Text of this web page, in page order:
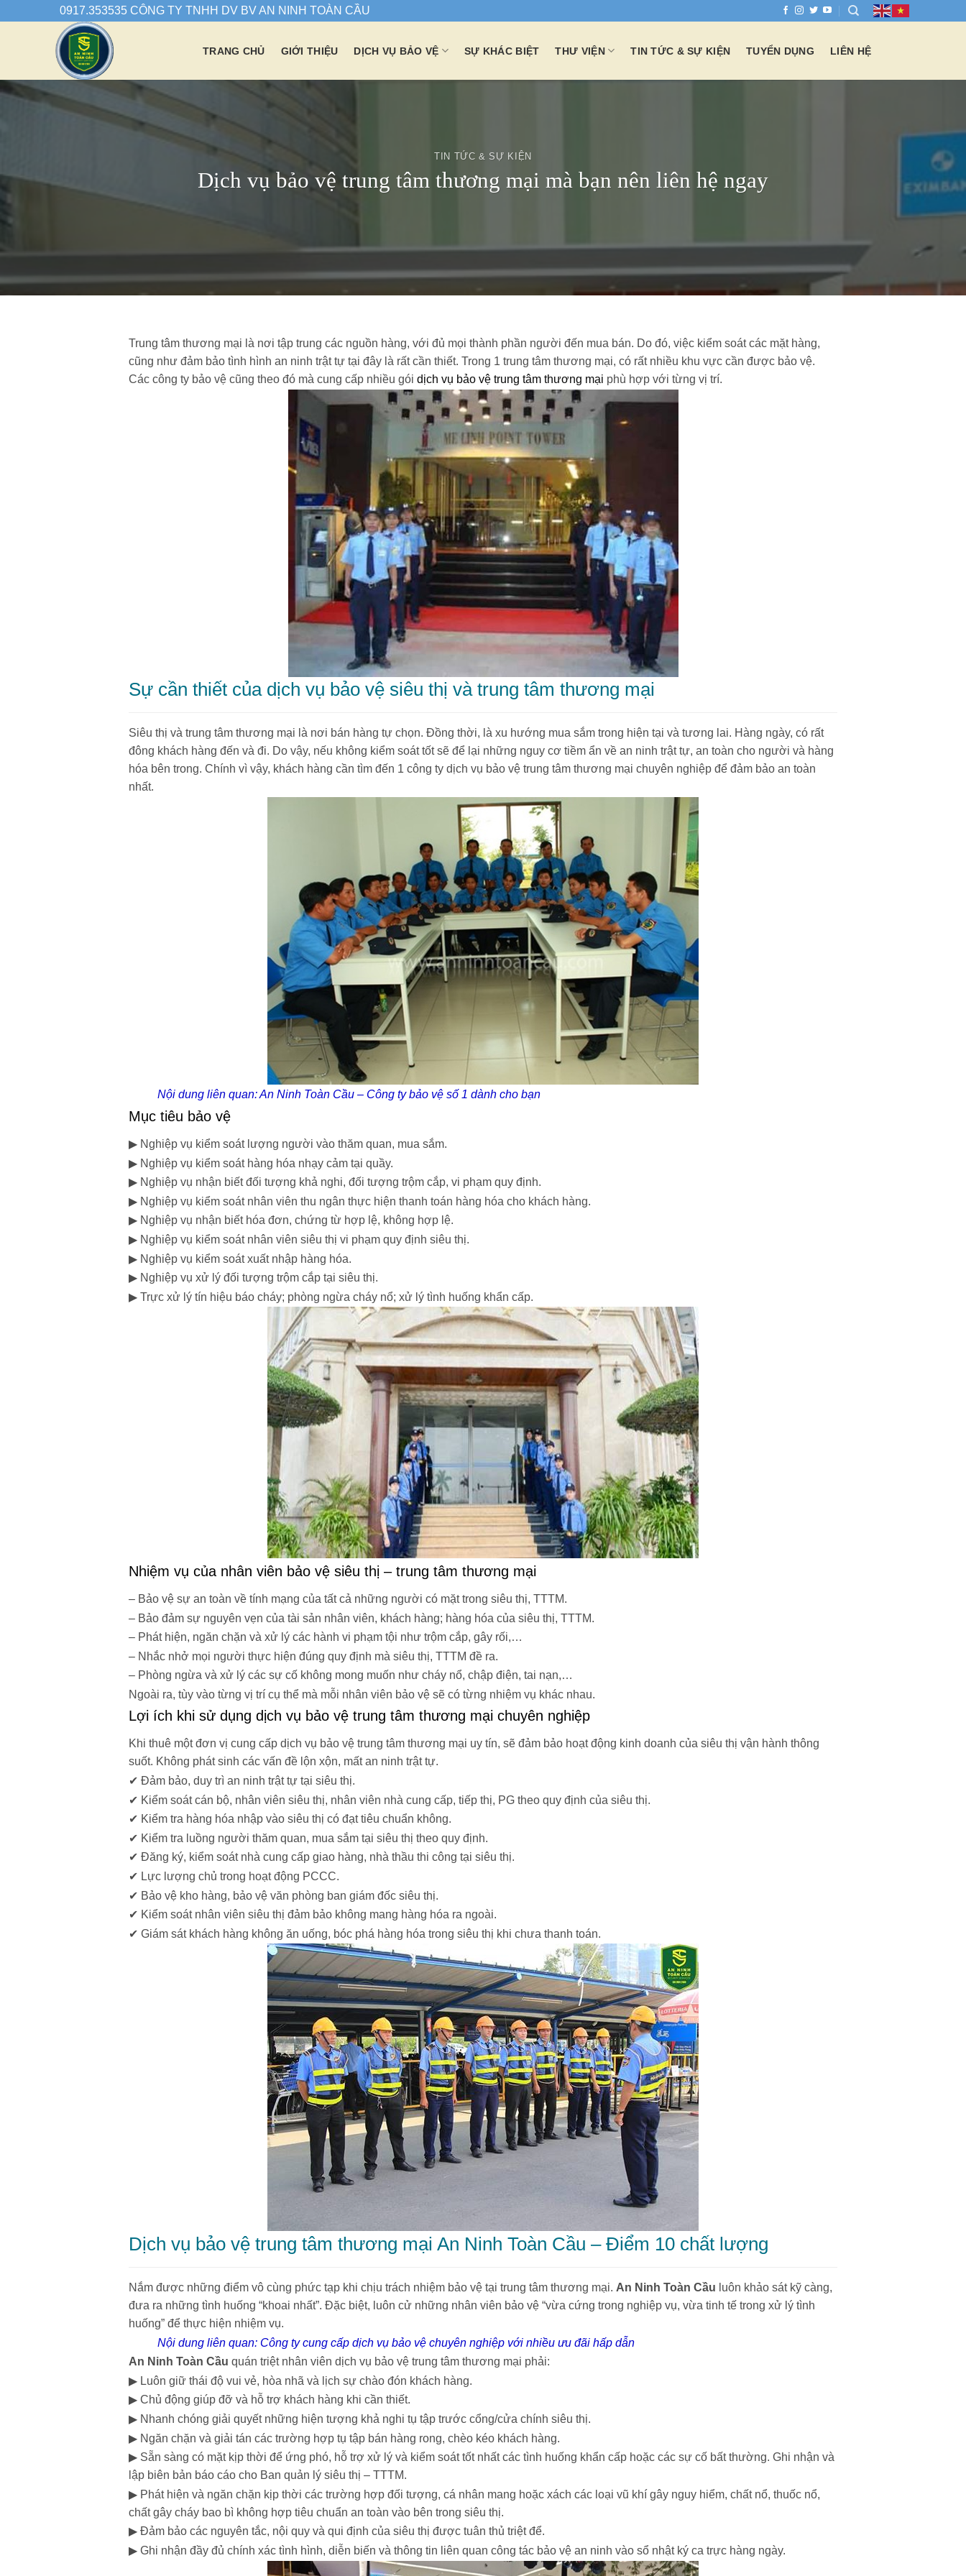
0917.353535 CÔNG TY TNHH DV BV AN NINH TOÀN CẦU
TRANG CHỦ GIỚI THIỆU DỊCH VỤ BẢO VỆ SỰ KHÁC BIỆT THƯ VIỆN TIN TỨC & SỰ KIỆN TUYỂN DỤNG LIÊN HỆ
TIN TỨC & SỰ KIỆN
Dịch vụ bảo vệ trung tâm thương mại mà bạn nên liên hệ ngay
Trung tâm thương mại là nơi tập trung các nguồn hàng, với đủ mọi thành phần người đến mua bán. Do đó, việc kiểm soát các mặt hàng,
cũng như đảm bảo tình hình an ninh trật tự tại đây là rất cần thiết. Trong 1 trung tâm thương mại, có rất nhiều khu vực cần được bảo vệ.
Các công ty bảo vệ cũng theo đó mà cung cấp nhiều gói dịch vụ bảo vệ trung tâm thương mại phù hợp với từng vị trí.
Sự cần thiết của dịch vụ bảo vệ siêu thị và trung tâm thương mại
Siêu thị và trung tâm thương mại là nơi bán hàng tự chọn. Đồng thời, là xu hướng mua sắm trong hiện tại và tương lai. Hàng ngày, có rất
đông khách hàng đến và đi. Do vậy, nếu không kiểm soát tốt sẽ để lại những nguy cơ tiềm ẩn về an ninh trật tự, an toàn cho người và hàng
hóa bên trong. Chính vì vậy, khách hàng cần tìm đến 1 công ty dịch vụ bảo vệ trung tâm thương mại chuyên nghiệp để đảm bảo an toàn
nhất.
Nội dung liên quan:An Ninh Toàn Cầu – Công ty bảo vệ số 1 dành cho bạn
Mục tiêu bảo vệ
▶ Nghiệp vụ kiểm soát lượng người vào thăm quan, mua sắm.
▶ Nghiệp vụ kiểm soát hàng hóa nhạy cảm tại quầy.
▶ Nghiệp vụ nhận biết đối tượng khả nghi, đối tượng trộm cắp, vi phạm quy định.
▶ Nghiệp vụ kiểm soát nhân viên thu ngân thực hiện thanh toán hàng hóa cho khách hàng.
▶ Nghiệp vụ nhận biết hóa đơn, chứng từ hợp lệ, không hợp lệ.
▶ Nghiệp vụ kiểm soát nhân viên siêu thị vi phạm quy định siêu thị.
▶ Nghiệp vụ kiểm soát xuất nhập hàng hóa.
▶ Nghiệp vụ xử lý đối tượng trộm cắp tại siêu thị.
▶ Trực xử lý tín hiệu báo cháy; phòng ngừa cháy nổ; xử lý tình huống khẩn cấp.
Nhiệm vụ của nhân viên bảo vệ siêu thị – trung tâm thương mại
– Bảo vệ sự an toàn về tính mạng của tất cả những người có mặt trong siêu thị, TTTM.
– Bảo đảm sự nguyên vẹn của tài sản nhân viên, khách hàng; hàng hóa của siêu thị, TTTM.
– Phát hiện, ngăn chặn và xử lý các hành vi phạm tội như trộm cắp, gây rối,…
– Nhắc nhở mọi người thực hiện đúng quy định mà siêu thị, TTTM đề ra.
– Phòng ngừa và xử lý các sự cố không mong muốn như cháy nổ, chập điện, tai nạn,…
Ngoài ra, tùy vào từng vị trí cụ thể mà mỗi nhân viên bảo vệ sẽ có từng nhiệm vụ khác nhau.
Lợi ích khi sử dụng dịch vụ bảo vệ trung tâm thương mại chuyên nghiệp
Khi thuê một đơn vị cung cấp dịch vụ bảo vệ trung tâm thương mại uy tín, sẽ đảm bảo hoạt động kinh doanh của siêu thị vận hành thông
suốt. Không phát sinh các vấn đề lộn xộn, mất an ninh trật tự.
✔ Đảm bảo, duy trì an ninh trật tự tại siêu thị.
✔ Kiểm soát cán bộ, nhân viên siêu thị, nhân viên nhà cung cấp, tiếp thị, PG theo quy định của siêu thị.
✔ Kiểm tra hàng hóa nhập vào siêu thị có đạt tiêu chuẩn không.
✔ Kiểm tra luồng người thăm quan, mua sắm tại siêu thị theo quy định.
✔ Đăng ký, kiểm soát nhà cung cấp giao hàng, nhà thầu thi công tại siêu thị.
✔ Lực lượng chủ trong hoạt động PCCC.
✔ Bảo vệ kho hàng, bảo vệ văn phòng ban giám đốc siêu thị.
✔ Kiểm soát nhân viên siêu thị đảm bảo không mang hàng hóa ra ngoài.
✔ Giám sát khách hàng không ăn uống, bóc phá hàng hóa trong siêu thị khi chưa thanh toán.
Dịch vụ bảo vệ trung tâm thương mại An Ninh Toàn Cầu – Điểm 10 chất lượng
Nắm được những điểm vô cùng phức tạp khi chịu trách nhiệm bảo vệ tại trung tâm thương mại. An Ninh Toàn Cầu luôn khảo sát kỹ càng,
đưa ra những tình huống “khoai nhất”. Đặc biệt, luôn cử những nhân viên bảo vệ “vừa cứng trong nghiệp vụ, vừa tinh tế trong xử lý tình
huống” để thực hiện nhiệm vụ.
Nội dung liên quan: Công ty cung cấp dịch vụ bảo vệ chuyên nghiệp với nhiều ưu đãi hấp dẫn
An Ninh Toàn Cầu quán triệt nhân viên dịch vụ bảo vệ trung tâm thương mại phải:
▶ Luôn giữ thái độ vui vẻ, hòa nhã và lịch sự chào đón khách hàng.
▶ Chủ động giúp đỡ và hỗ trợ khách hàng khi cần thiết.
▶ Nhanh chóng giải quyết những hiện tượng khả nghi tụ tập trước cổng/cửa chính siêu thị.
▶ Ngăn chặn và giải tán các trường hợp tụ tập bán hàng rong, chèo kéo khách hàng.
▶ Sẵn sàng có mặt kịp thời để ứng phó, hỗ trợ xử lý và kiểm soát tốt nhất các tình huống khẩn cấp hoặc các sự cố bất thường. Ghi nhận và
lập biên bản báo cáo cho Ban quản lý siêu thị – TTTM.
▶ Phát hiện và ngăn chặn kịp thời các trường hợp đối tượng, cá nhân mang hoặc xách các loại vũ khí gây nguy hiểm, chất nổ, thuốc nổ,
chất gây cháy bao bì không hợp tiêu chuẩn an toàn vào bên trong siêu thị.
▶ Đảm bảo các nguyên tắc, nội quy và qui định của siêu thị được tuân thủ triệt để.
▶ Ghi nhận đầy đủ chính xác tình hình, diễn biến và thông tin liên quan công tác bảo vệ an ninh vào sổ nhật ký ca trực hàng ngày.